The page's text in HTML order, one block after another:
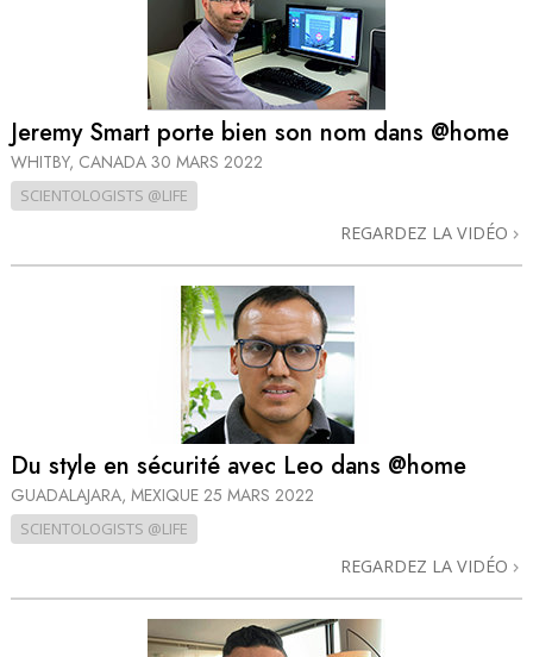
Jeremy Smart porte bien son nom dans @home
WHITBY, CANADA 30 MARS 2022
SCIENTOLOGISTS @LIFE
REGARDEZ LA VIDÉO
Du style en sécurité avec Leo dans @home
GUADALAJARA, MEXIQUE 25 MARS 2022
SCIENTOLOGISTS @LIFE
REGARDEZ LA VIDÉO